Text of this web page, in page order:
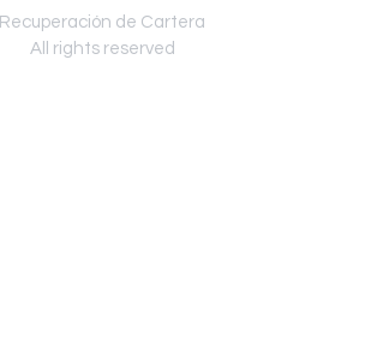
Recuperación de Cartera
All rights reserved